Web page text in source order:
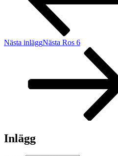
Nästa inläggNästa Ros 6
Inlägg